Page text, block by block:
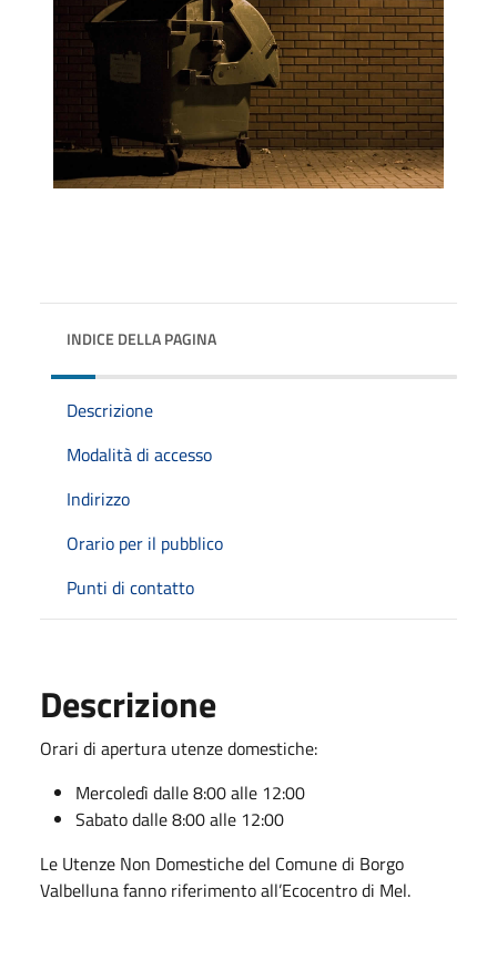
INDICE DELLA PAGINA
Descrizione
Modalità di accesso
Indirizzo
Orario per il pubblico
Punti di contatto
Descrizione
Orari di apertura utenze domestiche:
Mercoledì dalle 8:00 alle 12:00
Sabato dalle 8:00 alle 12:00
Le Utenze Non Domestiche del Comune di Borgo
Valbelluna fanno riferimento all’Ecocentro di Mel.